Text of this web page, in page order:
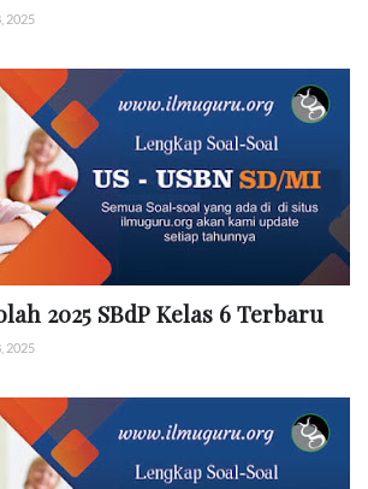
2025
2025 SBdP Kelas 6 Terbaru
2025